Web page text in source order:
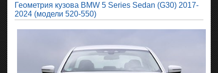
Геометрия кузова BMW 5 Series Sedan (G30) 2017-
2024 (модели 520-550)